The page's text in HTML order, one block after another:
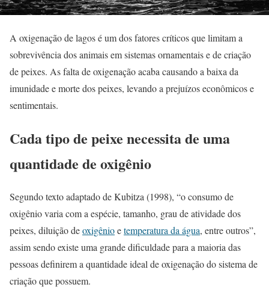
A oxigenação de lagos é um dos fatores críticos que limitam a
sobrevivência dos animais em sistemas ornamentais e de criação
de peixes. As falta de oxigenação acaba causando a baixa da
imunidade e morte dos peixes, levando a prejuízos econômicos e
sentimentais.
Cada tipo de peixe necessita de uma
quantidade de oxigênio
Segundo texto adaptado de Kubitza (1998), “o consumo de
oxigênio varia com a espécie, tamanho, grau de atividade dos
peixes, diluição deoxigênioetemperatura da água, entre outros”,
assim sendo existe uma grande dificuldade para a maioria das
pessoas definirem a quantidade ideal de oxigenação do sistema de
criação que possuem.